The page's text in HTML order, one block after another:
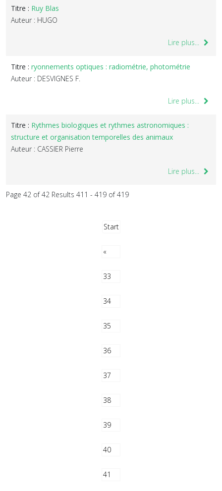
Titre : Ruy Blas
Auteur : HUGO
Lire plus...
Titre : ryonnements optiques : radiométrie, photométrie
Auteur : DESVIGNES F.
Lire plus...
Titre : Rythmes biologiques et rythmes astronomiques :
structure et organisation temporelles des animaux
Auteur : CASSIER Pierre
Lire plus...
Page 42 of 42 Results 411 - 419 of 419
Start
«
33
34
35
36
37
38
39
40
41